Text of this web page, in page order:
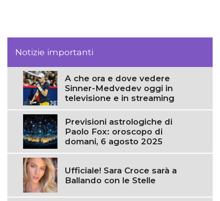
Notizie importanti
A che ora e dove vedere
Sinner-Medvedev oggi in
televisione e in streaming
Previsioni astrologiche di
Paolo Fox: oroscopo di
domani, 6 agosto 2025
Ufficiale! Sara Croce sarà a
Ballando con le Stelle